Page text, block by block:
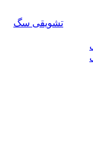
تشویقی سگ